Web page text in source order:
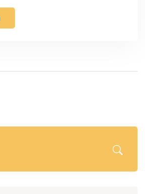
wie Sie Fehler vermeiden.